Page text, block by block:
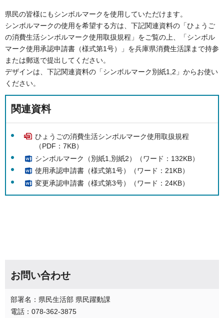
県民の皆様にもシンボルマークを使用していただけます。
シンボルマークの使用を希望する方は、下記関連資料の「ひょうご
の消費生活シンボルマーク使用取扱規程」をご覧の上、「シンボル
マーク使用承認申請書（様式第1号）」を兵庫県消費生活課まで持参
または郵送で提出してください。
デザインは、下記関連資料の「シンボルマーク別紙1,2」からお使い
ください。
関連資料
ひょうごの消費生活シンボルマーク使用取扱規程
（PDF：7KB）
シンボルマーク（別紙1,別紙2）（ワード：132KB）
使用承認申請書（様式第1号）（ワード：21KB）
変更承認申請書（様式第3号）（ワード：24KB）
お問い合わせ
部署名：県民生活部 県民躍動課
電話：078-362-3875